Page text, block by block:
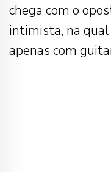
chega com o
intimista, na qual
apenas com